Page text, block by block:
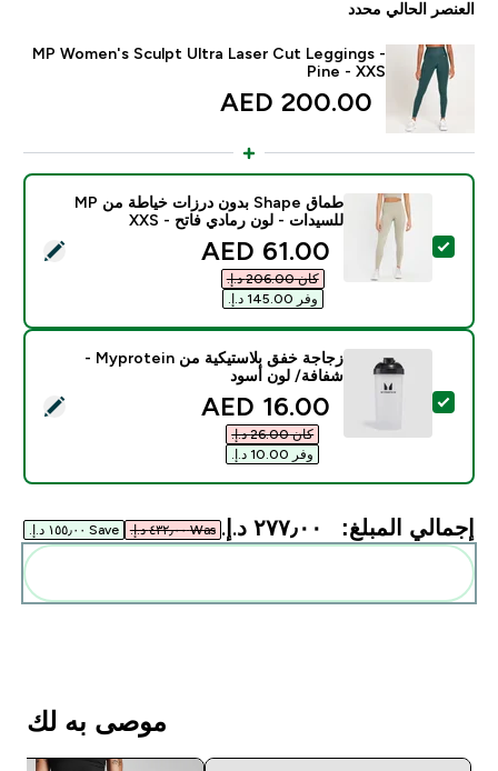
العنصر الحالي محدد
MP Women's Sculpt Ultra Laser Cut Leggings -
Pine - XXS
200.00 AED‎
تحديد هذا المنتج - طماق Shape بدون درزات خياطة من MP للسيدات - لون رمادي فاتح - XXS
طماق Shape بدون درزات خياطة من MP
للسيدات - لون رمادي فاتح - XXS
discounted price
61.00 AED‎
كان ‏206.00 د.إ.‏‎
وفر ‏145.00 د.إ.‏‎
تحديد هذا المنتج - زجاجة خفق بلاستيكية من Myprotein - شفافة/ لون أسود
زجاجة خفق بلاستيكية من Myprotein -
شفافة/ لون أسود
discounted price
16.00 AED‎
كان ‏26.00 د.إ.‏‎
وفر ‏10.00 د.إ.‏‎
إجمالي المبلغ: ٢٧٧٫٠٠ د.إ.‏‎ Was ٤٣٢٫٠٠ د.إ.‏‎ Save ١٥٥٫٠٠ د.إ.‏‎
موصى به لك